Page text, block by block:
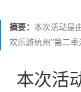
摘要： 本次活动是
欢乐游杭州”第二季
本次活